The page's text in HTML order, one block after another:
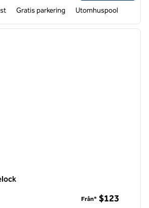
Gratis parkering Utomhuspool
nästa
Från* $123